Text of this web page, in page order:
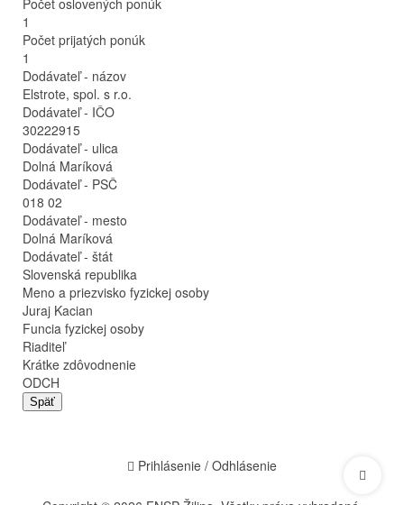
Počet oslovených ponúk
1
Počet prijatých ponúk
1
Dodávateľ - názov
Elstrote, spol. s r.o.
Dodávateľ - IČO
30222915
Dodávateľ - ulica
Dolná Maríková
Dodávateľ - PSČ
018 02
Dodávateľ - mesto
Dolná Maríková
Dodávateľ - štát
Slovenská republika
Meno a priezvisko fyzickej osoby
Juraj Kacian
Funcia fyzickej osoby
Riaditeľ
Krátke zdôvodnenie
ODCH
Späť
Prihlásenie / Odhlásenie